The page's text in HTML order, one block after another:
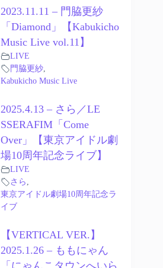
2023.11.11 – 門脇更紗
「Diamond」【Kabukicho
Music Live vol.11】
LIVE
門脇更紗,
Kabukicho Music Live
2025.4.13 – さら／LE
SSERAFIM「Come
Over」【東京アイドル劇
場10周年記念ライブ】
LIVE
さら
東京アイドル劇場10周年記念ラ
イブ
【VERTICAL VER.】
2025.1.26 – ももにゃん